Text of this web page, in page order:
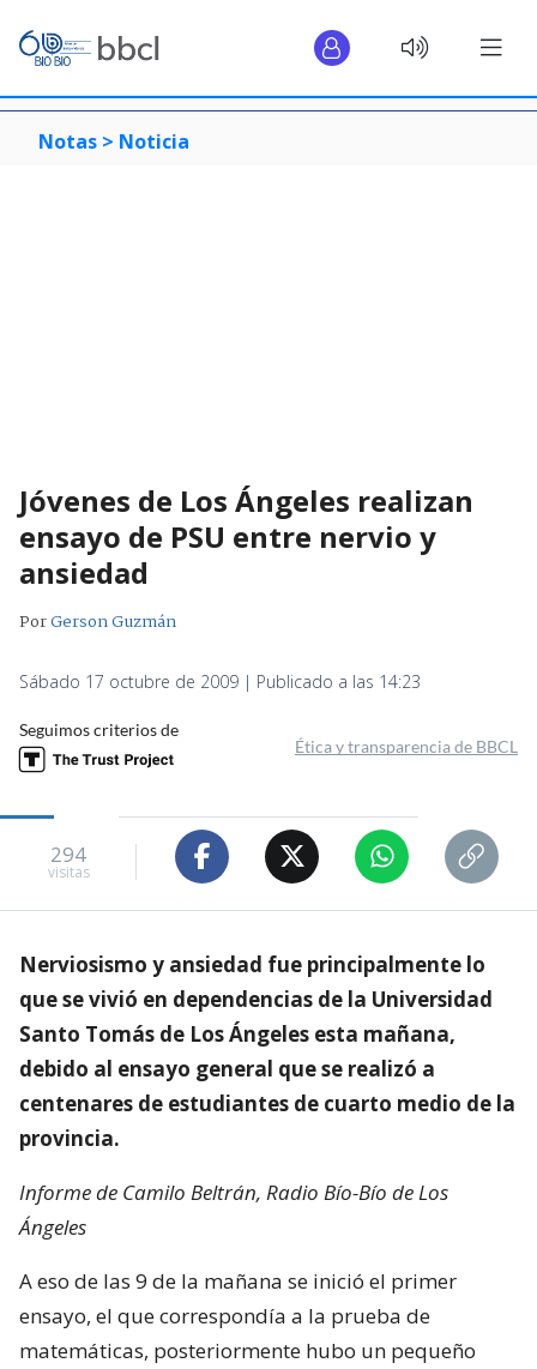
Notas > Noticia
Jóvenes de Los Ángeles realizan
ensayo de PSU entre nervio y
ansiedad
PorGerson Guzmán
Sábado 17 octubre de 2009 | Publicado a las 14:23
Seguimos criterios de
Ética y transparencia de BBCL
294
visitas
Nerviosismo y ansiedad fue principalmente lo
que se vivió en dependencias de la Universidad
Santo Tomás de Los Ángeles esta mañana,
debido al ensayo general que se realizó a
centenares de estudiantes de cuarto medio de la
provincia.
Informe de Camilo Beltrán, Radio Bío-Bío de Los
Ángeles
A eso de las 9 de la mañana se inició el primer
ensayo, el que correspondía a la prueba de
matemáticas, posteriormente hubo un pequeño